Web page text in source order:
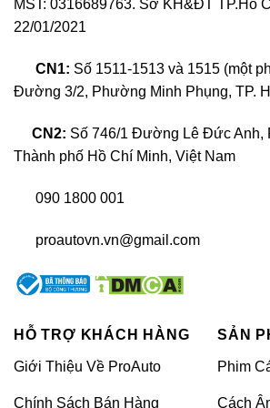
>>XEM THÊM:
Vinfast Lux SA2.0
MST: 0316689763. Sở KH&ĐT TP.Hồ
22/01/2021
CN1: Số 1511-1513 và 1515 (một
Đường 3/2, Phường Minh Phụng, TP.
CN2: Số 746/1 Đường Lê Đức Anh,
Thành phố Hồ Chí Minh, Việt Nam
090 1800 001
proautovn.vn@gmail.com
HỖ TRỢ KHÁCH HÀNG
Giới Thiệu Về ProAuto
Chính Sách Bán Hàng
SẢN
Phim
Cách